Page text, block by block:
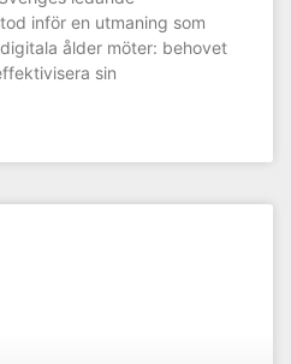
inför en utmaning som
ålder möter: behovet
sin